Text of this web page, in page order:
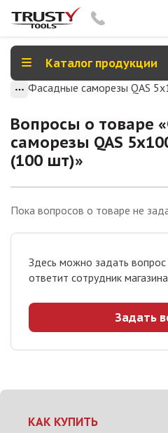
Каталог продукции
Фасадные саморезы QAS
Вопросы о товаре «
саморезы QAS
(100 шт)»
Здесь можно задать
ответит сотрудник
Задать
Пока вопросов о товаре не
КАК КУПИТЬ